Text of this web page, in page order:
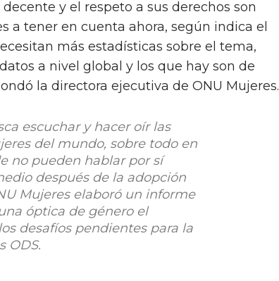
y el respeto a sus derechos son
a tener en cuenta ahora, según indica el
más estadísticas sobre el tema,
a nivel global y los que hay son de
la directora ejecutiva de ONU Mujeres.
escuchar y hacer oír las
del mundo, sobre todo en
no pueden hablar por sí
después de la adopción
Mujeres elaboró un informe
óptica de género el
desafíos pendientes para la
ODS.